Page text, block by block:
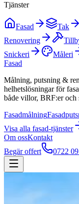
Tjänster
Fasad Tak
Renovering
Snickeri
Måleri
Fasad
Målning, putsning &
helhetslösningar för
både villor, BRF:er och
Fasadmålning
Visa alla fasad-tjänster
Om ossKontakt
Begär offert
0722